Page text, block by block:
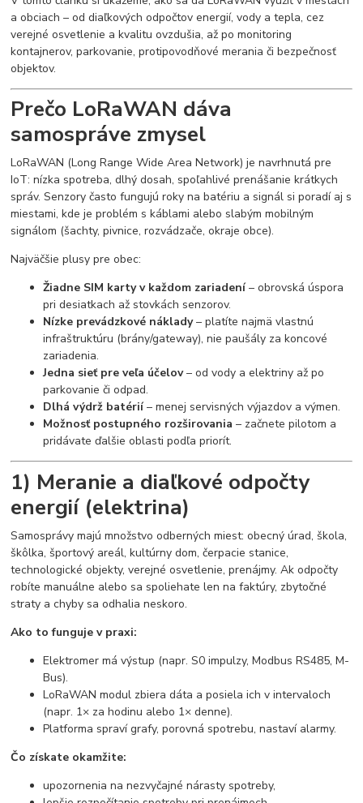
a obciach – od diaľkových odpočtov energií, vody a tepla, cez
verejné osvetlenie a kvalitu ovzdušia, až po monitoring
kontajnerov, parkovanie, protipovodňové merania či bezpečnosť
objektov.
Prečo LoRaWAN dáva
samospráve zmysel
LoRaWAN (Long Range Wide Area Network) je navrhnutá pre
IoT: nízka spotreba, dlhý dosah, spoľahlivé prenášanie krátkych
správ. Senzory často fungujú roky na batériu a signál si poradí aj s
miestami, kde je problém s káblami alebo slabým mobilným
signálom (šachty, pivnice, rozvádzače, okraje obce).
Najväčšie plusy pre obec:
Žiadne SIM karty v každom zariadení– obrovská úspora
pri desiatkach až stovkách senzorov.
Nízke prevádzkové náklady– platíte najmä vlastnú
infraštruktúru (brány/gateway), nie paušály za koncové
zariadenia.
Jedna sieť pre veľa účelov– od vody a elektriny až po
parkovanie či odpad.
Dlhá výdrž batérií– menej servisných výjazdov a výmen.
Možnosť postupného rozširovania – začnete pilotom a
pridávate ďalšie oblasti podľa priorít.
1) Meranie a diaľkové odpočty
energií (elektrina)
Samosprávy majú množstvo odberných miest: obecný úrad, škola,
škôlka, športový areál, kultúrny dom, čerpacie stanice,
technologické objekty, verejné osvetlenie, prenájmy. Ak odpočty
robíte manuálne alebo sa spoliehate len na faktúry, zbytočné
straty a chyby sa odhalia neskoro.
Ako to funguje v praxi:
Elektromer má výstup (napr. S0 impulzy, Modbus RS485, M-
Bus).
LoRaWAN modul zbiera dáta a posiela ich v intervaloch
(napr. 1× za hodinu alebo 1× denne).
Platforma spraví grafy, porovná spotrebu, nastaví alarmy.
Čo získate okamžite:
upozornenia na nezvyčajné nárasty spotreby,